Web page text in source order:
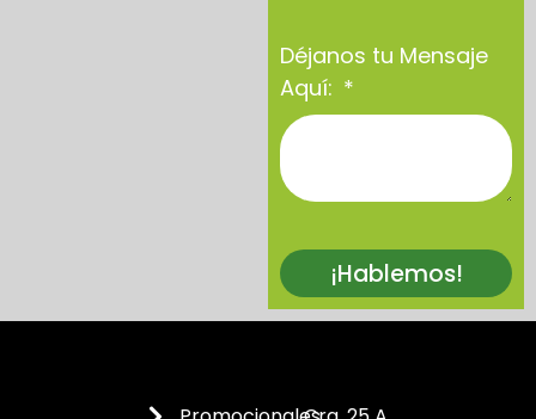
Déjanos tu Mensaje
Aquí:
¡Hablemos!